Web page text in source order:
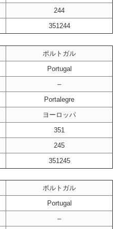
244
351244
ポルトガル
Portugal
–
Portalegre
ヨーロッパ
351
245
351245
ポルトガル
Portugal
–